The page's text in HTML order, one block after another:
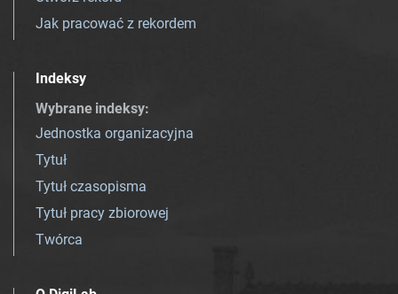
Jak pracować z rekordem
Indeksy
Wybrane indeksy:
Jednostka organizacyjna
Tytuł
Tytuł czasopisma
Tytuł pracy zbiorowej
Twórca